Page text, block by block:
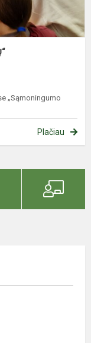
„Sąmoningumo
Plačiau